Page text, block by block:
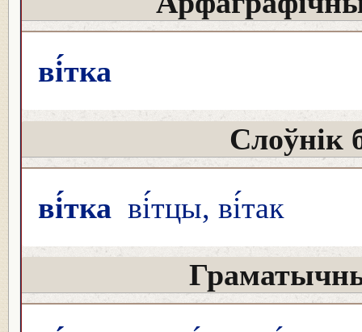
ві́тка
Слоўнік
ві́тка ві́тцы, ві́так